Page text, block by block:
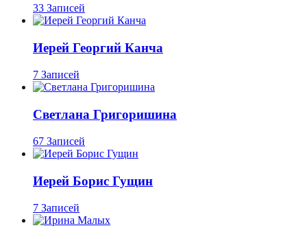
33 Записей
Иерей Георгий Канча
7 Записей
Светлана Григоришина
67 Записей
Иерей Борис Гущин
7 Записей